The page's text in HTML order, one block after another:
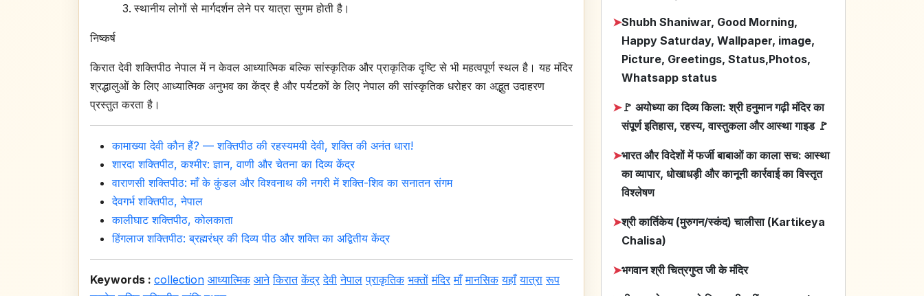
स्थानीय लोगों से मार्गदर्शन लेने पर यात्रा सुगम होती है।
निष्कर्ष
किरात देवी शक्तिपीठ नेपाल में न केवल आध्यात्मिक बल्कि सांस्कृतिक और प्राकृतिक दृष्टि से भी महत्वपूर्ण स्थल है। यह मंदिर
श्रद्धालुओं के लिए आध्यात्मिक अनुभव का केंद्र है और पर्यटकों के लिए नेपाल की सांस्कृतिक धरोहर का अद्भुत उदाहरण
प्रस्तुत करता है।
कामाख्या देवी कौन हैं? — शक्तिपीठ की रहस्यमयी देवी, शक्ति की अनंत धारा!
शारदा शक्तिपीठ, कश्मीर: ज्ञान, वाणी और चेतना का दिव्य केंद्र
वाराणसी शक्तिपीठ: माँ के कुंडल और विश्वनाथ की नगरी में शक्ति-शिव का सनातन संगम
देवगर्भ शक्तिपीठ, नेपाल
कालीघाट शक्तिपीठ, कोलकाता
हिंगलाज शक्तिपीठ: ब्रह्मरंध्र की दिव्य पीठ और शक्ति का अद्वितीय केंद्र
Keywords : collection आध्यात्मिक आने किरात केंद्र देवी नेपाल प्राकृतिक भक्तों मंदिर माँ मानसिक यहाँ यात्रा रूप
➤Shubh Shaniwar, Good Morning,
Happy Saturday, Wallpaper, image,
Picture, Greetings, Status,Photos,
Whatsapp status
➤🚩 अयोध्या का दिव्य किला: श्री हनुमान गढ़ी मंदिर का
संपूर्ण इतिहास, रहस्य, वास्तुकला और आस्था गाइड 🚩
➤भारत और विदेशों में फर्जी बाबाओं का काला सच: आस्था
का व्यापार, धोखाधड़ी और कानूनी कार्रवाई का विस्तृत
विश्लेषण
➤श्री कार्तिकेय (मुरुगन/स्कंद) चालीसा (Kartikeya
Chalisa)
➤भगवान श्री चित्रगुप्त जी के मंदिर